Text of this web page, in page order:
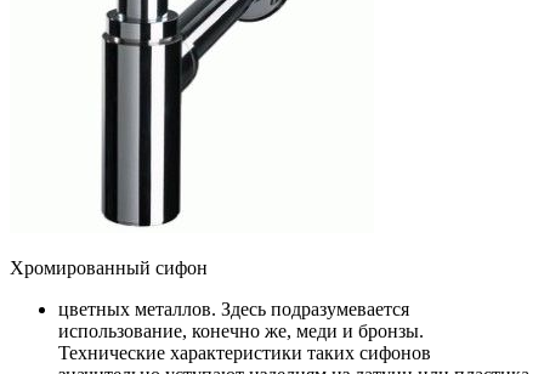
Хромированный сифон
цветных металлов. Здесь подразумевается
использование, конечно же, меди и бронзы.
Технические характеристики таких сифонов